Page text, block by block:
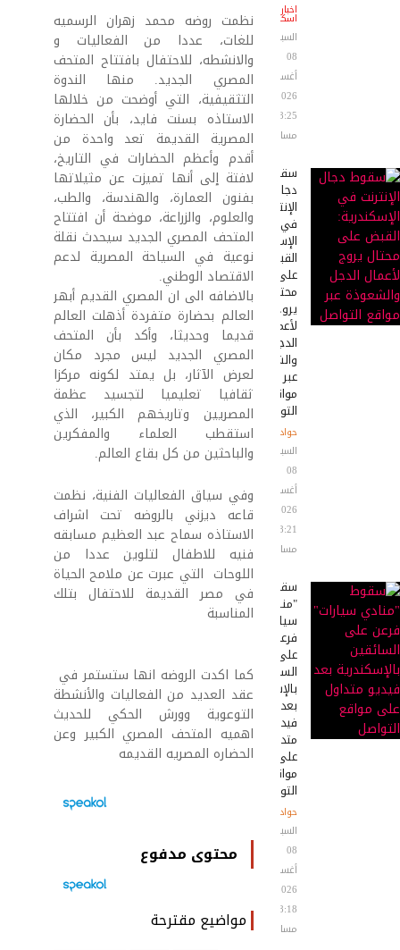
نظمت روضه محمد زهران الرسميه
للغات، عددا من الفعاليات و
والانشطه، للاحتفال بافتتاح المتحف
المصري الجديد. منها الندوة
التثقيفية، التي أوضحت من خلالها
الاستاذه بسنت فايد، بأن الحضارة
المصرية القديمة تعد واحدة من
أقدم وأعظم الحضارات في التاريخ،
لافتة إلى أنها تميزت عن مثيلاتها
بفنون العمارة، والهندسة، والطب،
والعلوم، والزراعة، موضحة أن افتتاح
المتحف المصري الجديد سيحدث نقلة
نوعية في السياحة المصرية لدعم
الاقتصاد الوطني.
بالاضافه الى ان المصري القديم أبهر
العالم بحضارة متفردة أذهلت العالم
قديما وحديثا، وأكد بأن المتحف
المصري الجديد ليس مجرد مكان
لعرض الآثار، بل يمتد لكونه مركزا
ثقافيا تعليميا لتجسيد عظمة
المصريين وتاريخهم الكبير، الذي
استقطب العلماء والمفكرين
والباحثين من كل بقاع العالم.
وفي سياق الفعاليات الفنية، نظمت
قاعه ديزني بالروضه تحت اشراف
الاستاذه سماح عبد العظيم مسابقه
فنيه للاطفال لتلوين عددا من
اللوحات التي عبرت عن ملامح الحياة
في مصر القديمة للاحتفال بتلك
المناسبة
كما اكدت الروضه انها ستستمر في
عقد العديد من الفعاليات والأنشطة
التوعوية وورش الحكي للحديث
اهميه المتحف المصري الكبير وعن
الحضاره المصريه القديمه
محتوى مدفوع
مواضيع مقترحة
اخبار
اسكندرية
السبت
08
أغسطس
2026
08:25
مساءً
سقوط
دجال
الإنترنت
في
الإسكندرية:
القبض
على
محتال
يروج
لأعمال
الدجل
والشعوذة
عبر
مواقع
التواصل
حوادث
السبت
08
أغسطس
2026
08:21
مساءً
سقوط
"منادي
سيارات"
فرعن
على
السائقين
بالإسكندرية
بعد
فيديو
متداول
على
مواقع
التواصل
حوادث
السبت
08
أغسطس
2026
08:18
مساءً